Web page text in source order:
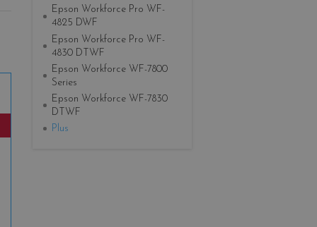
Epson Workforce Pro WF-
4825 DWF
Epson Workforce Pro WF-
4830 DTWF
Epson Workforce WF-7800
Series
Epson Workforce WF-7830
DTWF
Plus